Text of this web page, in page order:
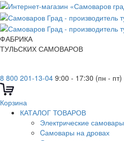
ФАБРИКА
ТУЛЬСКИХ САМОВАРОВ
8 800 201-13-04 9:00 - 17:30 (пн - пт)
Корзина
КАТАЛОГ ТОВАРОВ
Электрические самовары
Cамовары на дровах